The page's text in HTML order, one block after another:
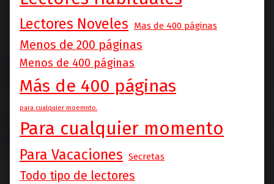
Lectores Noveles Mas de 400 páginas
Menos de 200 páginas
Menos de 400 páginas
Más de 400 páginas
para cualquier moemnto.
Para cualquier momento
Para Vacaciones Secretas
Todo tipo de lectores